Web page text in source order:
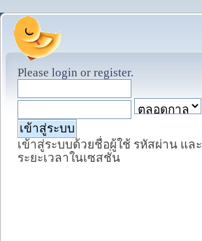
Please login or register.
เข้าสู่ระบบด้วยชื่อผู้ใช้ รหัสผ่าน และ
ระยะเวลาในเซสชั่น